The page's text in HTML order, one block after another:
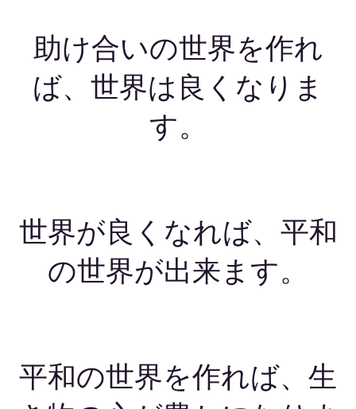
助け合いの世界を作れ
ば、世界は良くなりま
す。
世界が良くなれば、平和
の世界が出来ます。
平和の世界を作れば、生